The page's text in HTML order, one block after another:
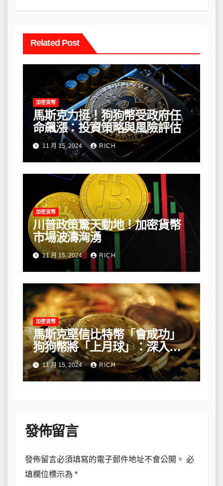
Related Post
加密貨幣
馬斯克力挺！狗狗幣受政府任
命飆漲：投資策略與風險評估
11 月 15, 2024 RICH
加密貨幣
川普政策驚天動地！加密貨幣
市場波濤洶湧
11 月 15, 2024 RICH
加密貨幣
馬斯克堅信比特幣「會成功」
狗狗幣將「上月球」：深入解
析他的長期看法
11 月 15, 2024 RICH
發佈留言
發佈留言必須填寫的電子郵件地址不會公開。 必
填欄位標示為 *